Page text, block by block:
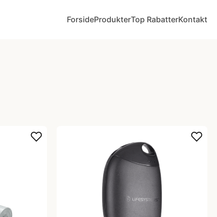
ForsideProdukterTop RabatterKontakt